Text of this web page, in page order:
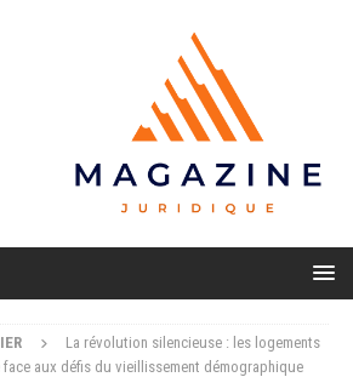
La révolution silencieuse : les logements
aux défis du vieillissement démographique